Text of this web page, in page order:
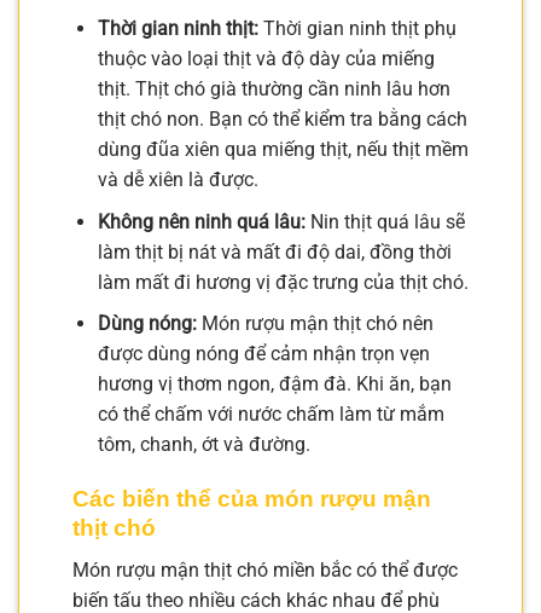
Thời gian ninh thịt:Thời gian ninh thịt phụ
thuộc vào loại thịt và độ dày của miếng
thịt. Thịt chó già thường cần ninh lâu hơn
thịt chó non. Bạn có thể kiểm tra bằng cách
dùng đũa xiên qua miếng thịt, nếu thịt mềm
và dễ xiên là được.
Không nên ninh quá lâu:Nin thịt quá lâu sẽ
làm thịt bị nát và mất đi độ dai, đồng thời
làm mất đi hương vị đặc trưng của thịt chó.
Dùng nóng:Món rượu mận thịt chó nên
được dùng nóng để cảm nhận trọn vẹn
hương vị thơm ngon, đậm đà. Khi ăn, bạn
có thể chấm với nước chấm làm từ mắm
tôm, chanh, ớt và đường.
Các biến thể của món rượu mận
thịt chó
Món rượu mận thịt chó miền bắc có thể được
biến tấu theo nhiều cách khác nhau để phù